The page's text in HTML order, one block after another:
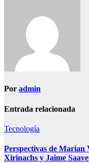
Por admin
Entrada relacionada
Tecnología
Perspectivas de
Xirinachs y Jaime